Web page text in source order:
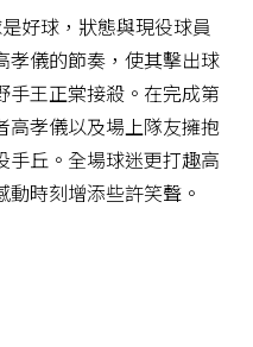
好球，狀態與現役球員
孝儀的節奏，使其擊出球
手王正棠接殺。在完成第
高孝儀以及場上隊友擁抱
手丘。全場球迷更打趣高
動時刻增添些許笑聲。